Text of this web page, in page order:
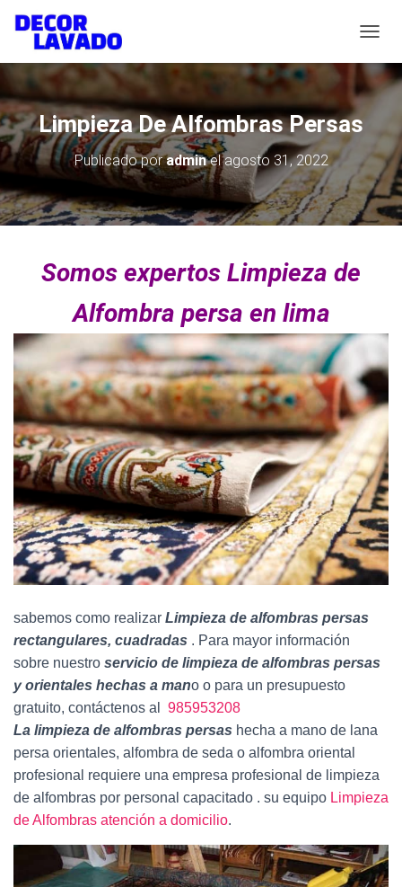
A
B
O
D
O
G
C
I
Ó
N
Limpieza De Alfombras Persas
Publicado poradminelagosto 31, 2022
Somos expertos Limpieza de
Alfombra persa en lima
sabemos como realizar Limpieza de alfombras persas
rectangulares, cuadradas . Para mayor información
sobre nuestro servicio de limpieza de alfombras persas
y orientales hechas a mano o para un presupuesto
gratuito, contáctenos al 985953208
La limpieza de alfombras persas hecha a mano de lana
persa orientales, alfombra de seda o alfombra oriental
profesional requiere una empresa profesional de limpieza
de alfombras por personal capacitado . su equipo Limpieza
de Alfombras atención a domicilio.